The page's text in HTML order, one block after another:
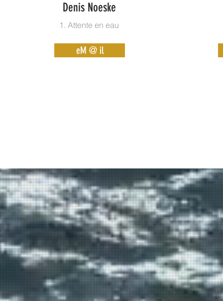
Denis Noeske
1. Attente en eau
eM @ il